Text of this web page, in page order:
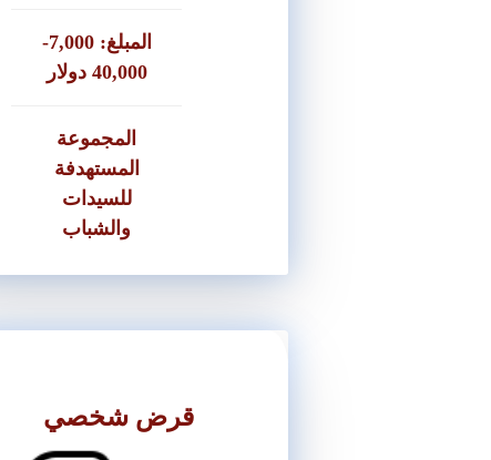
المبلغ: 7,000-
40,000 دولار
المجموعة
المستهدفة
للسيدات
والشباب
تقديم
قرض شخصي